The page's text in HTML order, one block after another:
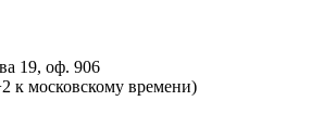
19, оф. 906
к московскому времени)